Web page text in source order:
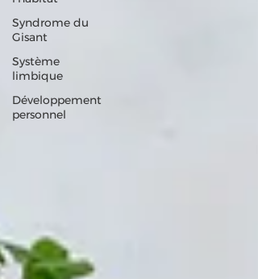
Syndrome du
Gisant
Système
limbique
Développement
personnel